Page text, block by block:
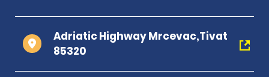
Adriatic Highway Mrcevac,Tivat
85320